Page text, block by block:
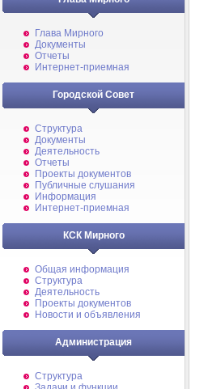
Глава Мирного
Документы
Отчеты
Интернет-приемная
Городской Совет
Структура
Документы
Деятельность
Отчеты
Проекты документов
Публичные слушания
Информация
Интернет-приемная
КСК Мирного
Общая информация
Структура
Деятельность
Проекты документов
Новости и объявления
Администрация
Структура